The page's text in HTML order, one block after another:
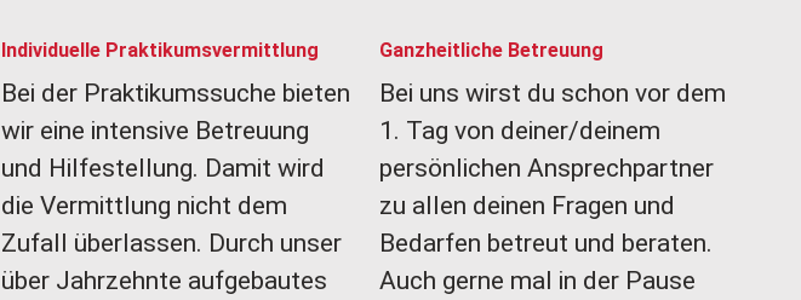
Individuelle Praktikumsvermittlung
Bei der Praktikumssuche bieten
wir eine intensive Betreuung
und Hilfestellung. Damit wird
die Vermittlung nicht dem
Zufall überlassen. Durch unser
über Jahrzehnte aufgebautes
Ganzheitliche Betreuung
Bei uns wirst du schon vor dem
1. Tag von deiner/deinem
persönlichen Ansprechpartner
zu allen deinen Fragen und
Bedarfen betreut und beraten.
Auch gerne mal in der Pause